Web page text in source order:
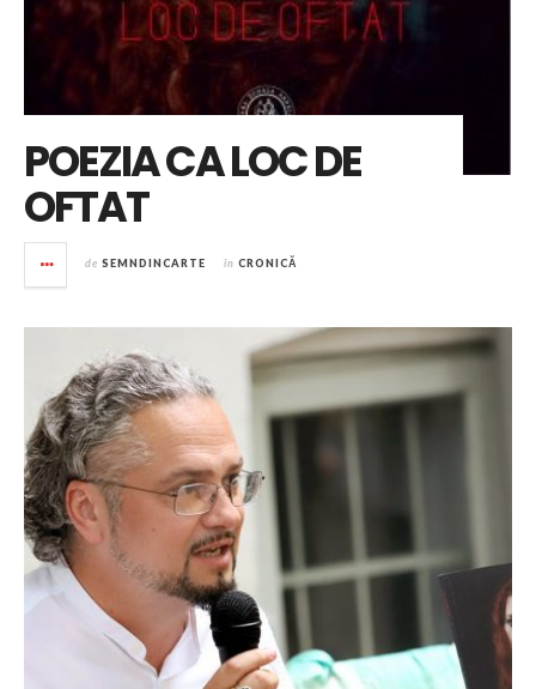
POEZIA CA LOC DE
OFTAT
de SEMNDINCARTE în CRONICĂ